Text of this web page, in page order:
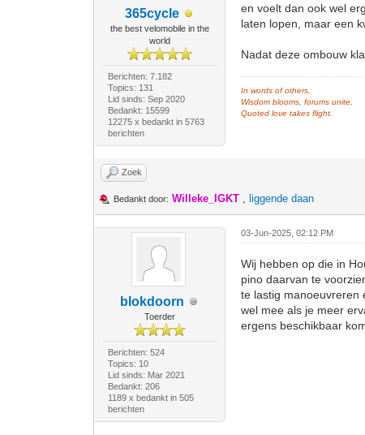
365cycle
the best velomobile in the
world
Berichten: 7.182
Topics: 131
Lid sinds: Sep 2020
Bedankt: 15599
12275 x bedankt in 5763
berichten
en voelt dan ook wel
laten lopen, maar een
Nadat deze ombouw
In words of others,
Wisdom blooms, forums unite,
Quoted love takes flight.
Zoek
Bedankt door: Willeke_IGKT , liggende daan
blokdoorn
Toerder
Berichten: 524
Topics: 10
Lid sinds: Mar 2021
Bedankt: 206
1189 x bedankt in 505
berichten
03-Jun-2025, 02:12 PM
Wij hebben op die in
pino daarvan te
te lastig manoeuvreren
wel mee als je meer
ergens beschikbaar